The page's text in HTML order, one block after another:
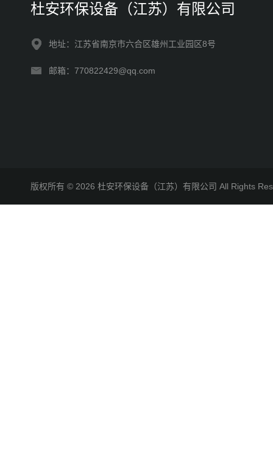
杜安环保设备（江苏）有限公司
地址：江苏省南京市六合区雄州工业园区8号
邮箱：770822429@qq.com
版权所有 © 2026 杜安环保设备（江苏）有限公司 All Rights